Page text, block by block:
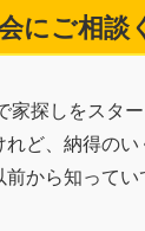
にご相談
家探しをスタ
ど、納得の
から知って